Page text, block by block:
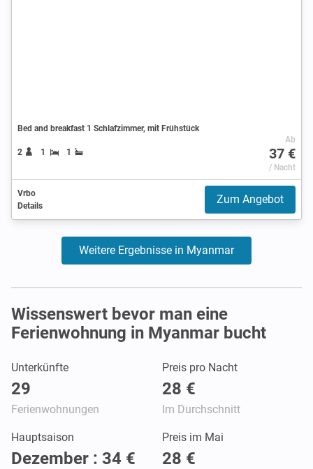
Bed and breakfast 1 Schlafzimmer, mit Frühstück
2 1 1
Ab
37 €
/ Nacht
Vrbo
Details
Zum Angebot
Weitere Ergebnisse in Myanmar
Wissenswert bevor man eine
Ferienwohnung in Myanmar bucht
Unterkünfte
29
Ferienwohnungen
Preis pro Nacht
28 €
Im Durchschnitt
Hauptsaison
Dezember : 34 €
Preis im Mai
28 €